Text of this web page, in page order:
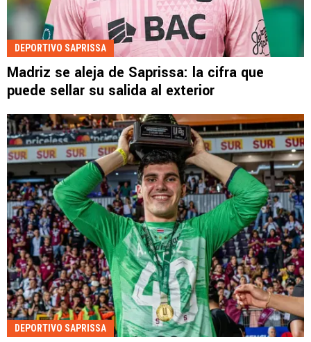
DEPORTIVO SAPRISSA
Madriz se aleja de Saprissa: la cifra que
puede sellar su salida al exterior
DEPORTIVO SAPRISSA